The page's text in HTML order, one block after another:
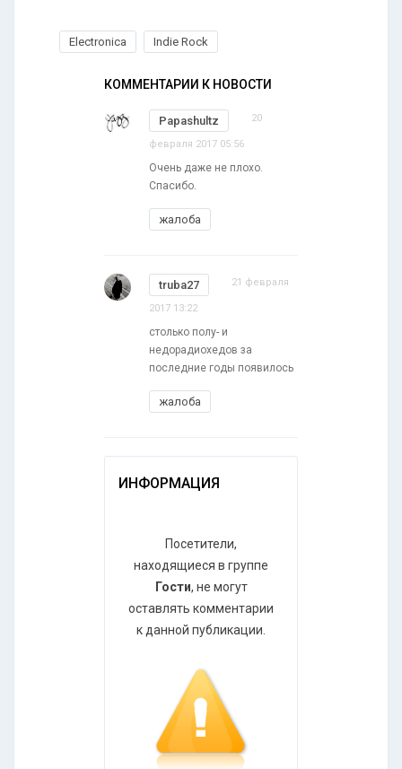
Electronica Indie Rock
КОММЕНТАРИИ К НОВОСТИ
Papashultz 20
февраля 2017 05:56
Очень даже не плохо.
Спасибо.
жалоба
truba27 21 февраля
2017 13:22
столько полу- и
недорадиохедов за
последние годы появилось
жалоба
ИНФОРМАЦИЯ
Посетители,
находящиеся в группе
Гости, не могут
оставлять комментарии
к данной публикации.